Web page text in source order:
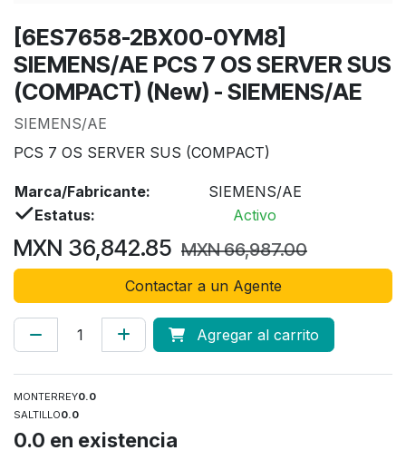
[6ES7658-2BX00-0YM8]
SIEMENS/AE PCS 7 OS SERVER SUS
(COMPACT) (New) - SIEMENS/AE
SIEMENS/AE
PCS 7 OS SERVER SUS (COMPACT)
Marca/Fabricante:
SIEMENS/AE
Estatus:
Activo
MXN 36,842.85 MXN66,987.00
Contactar a un Agente
Agregar al carrito
MONTERREY0.0
SALTILLO0.0
0.0 en existencia